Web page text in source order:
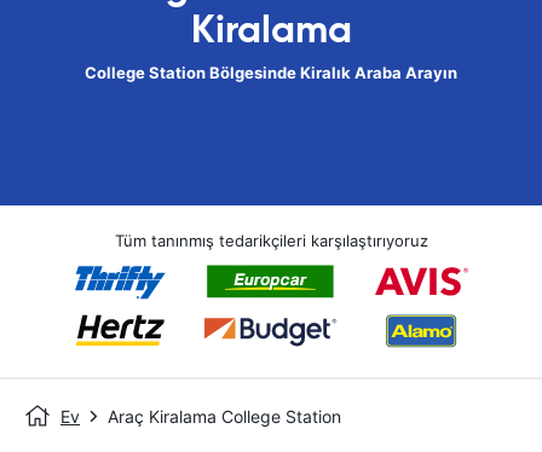
Kiralama
College Station Bölgesinde Kiralık Araba Arayın
Tüm tanınmış tedarikçileri karşılaştırıyoruz
Ev Araç Kiralama College Station